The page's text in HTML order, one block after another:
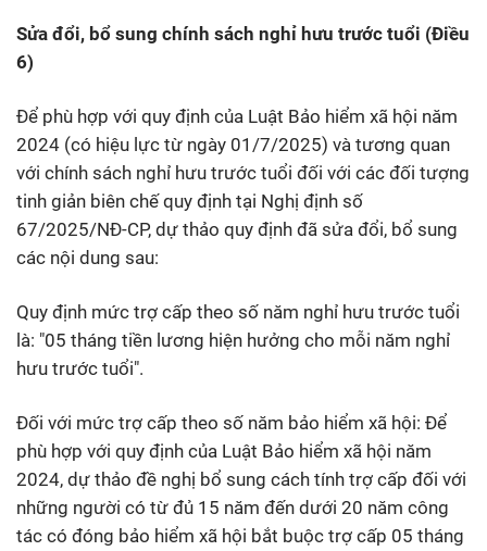
Sửa đổi, bổ sung chính sách nghỉ hưu trước tuổi (Điều
6)
Để phù hợp với quy định của Luật Bảo hiểm xã hội năm
2024 (có hiệu lực từ ngày 01/7/2025) và tương quan
với chính sách nghỉ hưu trước tuổi đối với các đối tượng
tinh giản biên chế quy định tại Nghị định số
67/2025/NĐ-CP, dự thảo quy định đã sửa đổi, bổ sung
các nội dung sau:
Quy định mức trợ cấp theo số năm nghỉ hưu trước tuổi
là: "05 tháng tiền lương hiện hưởng cho mỗi năm nghỉ
hưu trước tuổi".
Đối với mức trợ cấp theo số năm bảo hiểm xã hội: Để
phù hợp với quy định của Luật Bảo hiểm xã hội năm
2024, dự thảo đề nghị bổ sung cách tính trợ cấp đối với
những người có từ đủ 15 năm đến dưới 20 năm công
tác có đóng bảo hiểm xã hội bắt buộc trợ cấp 05 tháng